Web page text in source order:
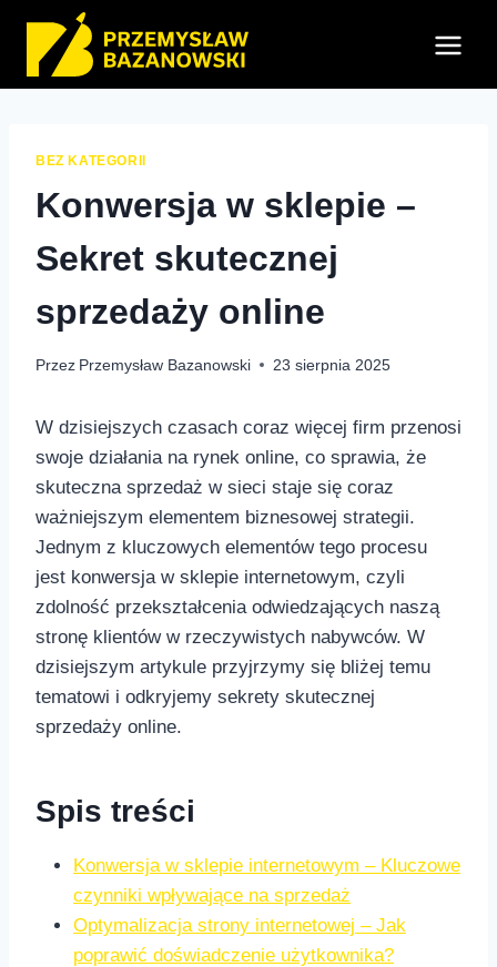
treści
BEZ KATEGORII
Konwersja w sklepie –
Sekret skutecznej
sprzedaży online
Przez Przemysław Bazanowski 23 sierpnia 2025
W dzisiejszych czasach coraz więcej firm przenosi
swoje działania na rynek⁣ online, co sprawia, że
skuteczna sprzedaż w sieci staje się coraz
ważniejszym elementem biznesowej strategii.
Jednym z kluczowych‍ elementów tego procesu⁣
jest konwersja w sklepie internetowym, czyli
zdolność ‍przekształcenia odwiedzających naszą
stronę klientów w rzeczywistych nabywców. W
dzisiejszym artykule przyjrzymy się bliżej temu
tematowi ‌i odkryjemy sekrety skutecznej
sprzedaży online.
Spis​ treści
Konwersja w sklepie internetowym – Kluczowe
czynniki wpływające na sprzedaż
Optymalizacja ​strony internetowej‌ – Jak
poprawić doświadczenie użytkownika?